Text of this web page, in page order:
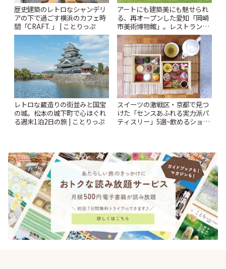
歴史建築のレトロなシャンデリ
アの下で過ごす横浜のカフェ時
間「CRAFT. 」 | ことりっぷ
アートにも建築美にも魅せられ
る、再オープンした愛知「岡崎
市美術博物館」。レストランや
ショップも充実 | ことりっぷ
レトロな蔵造りの街並みと国宝
の城。松本の城下町で心ほぐれ
る週末1泊2日の旅 | ことりっぷ
スイーツの激戦区・京都で見つ
けた「センスあふれる実力派パ
ティスリー」5選~飲めるショー